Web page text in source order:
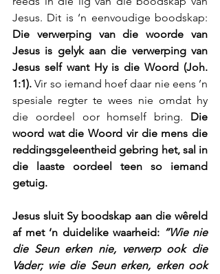
Die verwerping van die woorde van
Jesus is gelyk aan die verwerping van
Jesus self want Hy is die Woord (Joh.
1:1). Vir so iemand hoef daar nie eens ’n
spesiale regter te wees nie omdat hy
die oordeel oor homself bring. Die
woord wat die Woord vir die mens die
reddingsgeleentheid gebring het, sal in
die laaste oordeel teen so iemand
getuig.
Jesus sluit Sy boodskap aan die wêreld
af met ‘n duidelike waarheid: “Wie nie
die Seun erken nie, verwerp ook die
Vader; wie die Seun erken, erken ook